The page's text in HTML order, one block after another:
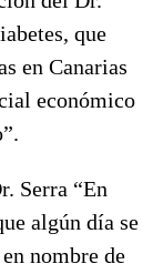
que
en Canarias
económico
Serra “En
algún día se
nombre de